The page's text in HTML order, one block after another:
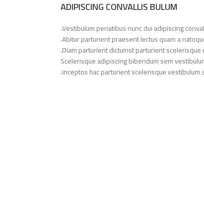
ADIPISCING CONVALLIS BULUM
Vestibulum penatibus nunc dui adipiscing
Abitur parturient praesent lectus quam a
Diam parturient dictumst parturient scelerisque
Scelerisque adipiscing bibendum sem
inceptos hac parturient scelerisque vestibulum